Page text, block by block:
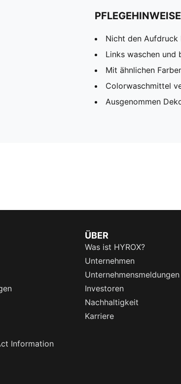
PFLEGEHINWEISE
Nicht den Aufdruck
Links waschen und
Mit ähnlichen
Colorwaschmittel
Ausgenommen
Information
ÜBER
Was ist HYROX?
Unternehmen
Unternehmensmeldungen
Investoren
Nachhaltigkeit
Karriere